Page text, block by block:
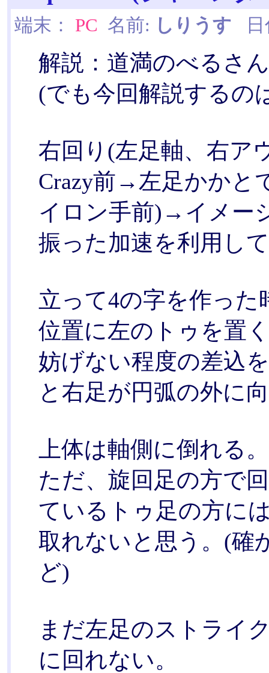
端末： PC 名前: しりうす 日
解説：道満のべるさ
(でも今回解説するの
右回り(左足軸、右ア
Crazy前→左足かかと
イロン手前)→イメー
振った加速を利用し
立って4の字を作った
位置に左のトゥを置
妨げない程度の差込
と右足が円弧の外に
上体は軸側に倒れる。
ただ、旋回足の方で
ているトゥ足の方に
取れないと思う。(確
ど)
まだ左足のストライ
に回れない。